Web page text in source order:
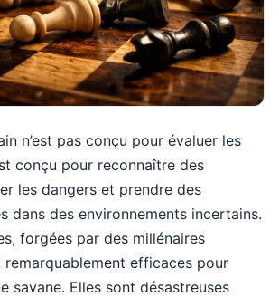
n’est pas conçu pour évaluer les
conçu pour reconnaître des
les dangers et prendre des
dans des environnements incertains.
forgées par des millénaires
remarquablement efficaces pour
savane. Elles sont désastreuses